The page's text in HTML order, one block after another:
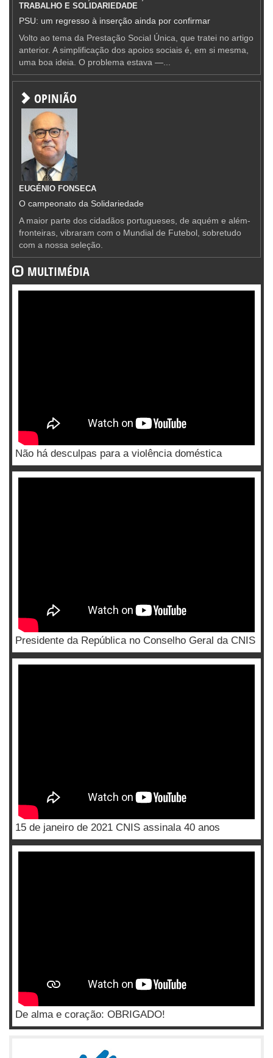
TRABALHO E SOLIDARIEDADE
PSU: um regresso à inserção ainda por confirmar
Volto ao tema da Prestação Social Única, que tratei no artigo
anterior. A simplificação dos apoios sociais é, em si mesma,
uma boa ideia. O problema estava —...
OPINIÃO
EUGÉNIO FONSECA
O campeonato da Solidariedade
A maior parte dos cidadãos portugueses, de aquém e além-
fronteiras, vibraram com o Mundial de Futebol, sobretudo
com a nossa seleção.
MULTIMÉDIA
Não há desculpas para a violência doméstica
Presidente da República no Conselho Geral da CNIS
15 de janeiro de 2021 CNIS assinala 40 anos
De alma e coração: OBRIGADO!